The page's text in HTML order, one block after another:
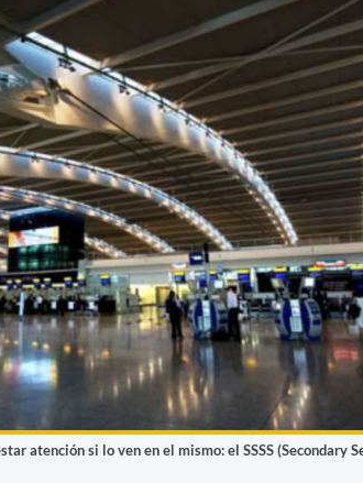
atención si lo ven en el mismo: el SSSS (Secondary